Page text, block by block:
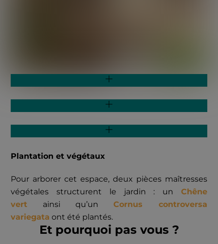
Plantation et végétaux
Pour arborer cet espace, deux pièces maîtresses
végétales structurent le jardin : un Chêne
vert ainsi qu’unCornus controversa
variegata ont été plantés.
Et pourquoi pas vous ?